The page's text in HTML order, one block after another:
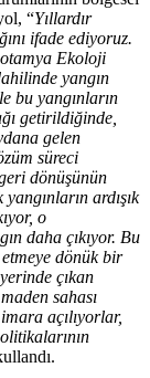
“Yıllardır
ifade ediyoruz.
Ekoloji
yangın
bu yangınların
getirildiğinde,
gelen
süreci
dönüşünün
ardışık
o
daha çıkıyor. Bu
etmeye dönük bir
çıkan
sahası
açılıyorlar,